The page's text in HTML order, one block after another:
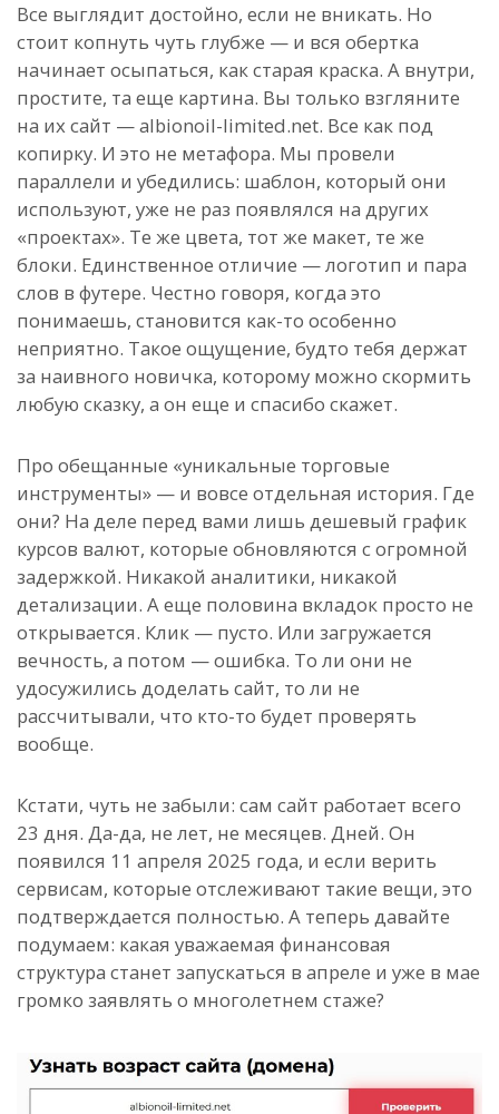
Все выглядит достойно, если не вникать. Но
стоит копнуть чуть глубже — и вся обертка
начинает осыпаться, как старая краска. А внутри,
простите, та еще картина. Вы только взгляните
на их сайт — albionoil-limited.net. Все как под
копирку. И это не метафора. Мы провели
параллели и убедились: шаблон, который они
используют, уже не раз появлялся на других
«проектах». Те же цвета, тот же макет, те же
блоки. Единственное отличие — логотип и пара
слов в футере. Честно говоря, когда это
понимаешь, становится как-то особенно
неприятно. Такое ощущение, будто тебя держат
за наивного новичка, которому можно скормить
любую сказку, а он еще и спасибо скажет.
Про обещанные «уникальные торговые
инструменты» — и вовсе отдельная история. Где
они? На деле перед вами лишь дешевый график
курсов валют, которые обновляются с огромной
задержкой. Никакой аналитики, никакой
детализации. А еще половина вкладок просто не
открывается. Клик — пусто. Или загружается
вечность, а потом — ошибка. То ли они не
удосужились доделать сайт, то ли не
рассчитывали, что кто-то будет проверять
вообще.
Кстати, чуть не забыли: сам сайт работает всего
23 дня. Да-да, не лет, не месяцев. Дней. Он
появился 11 апреля 2025 года, и если верить
сервисам, которые отслеживают такие вещи, это
подтверждается полностью. А теперь давайте
подумаем: какая уважаемая финансовая
структура станет запускаться в апреле и уже в мае
громко заявлять о многолетнем стаже?